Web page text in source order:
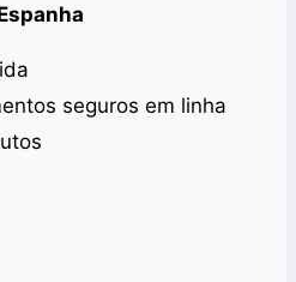
seguros em linha